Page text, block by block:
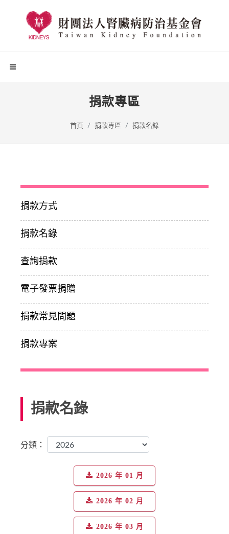
捐款專區
首頁 捐款專區 捐款名錄
捐款方式
捐款名錄
查詢捐款
電子發票捐贈
捐款常見問題
捐款專案
捐款名錄
分類：
2026 年 01 月
2026 年 02 月
2026 年 03 月